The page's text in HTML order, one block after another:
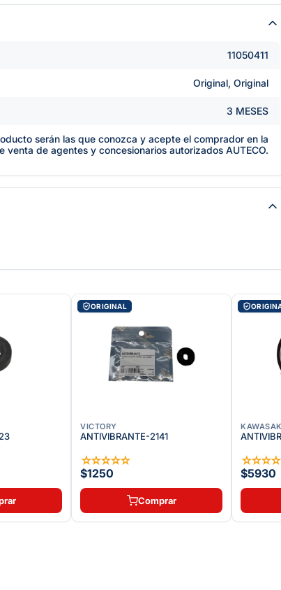
11050411
Original, Original
3 MESES
serán las que conozca y acepte el comprador en la
de agentes y concesionarios autorizados AUTECO.
ORIGINAL
VICTORY
ANTIVIBRANTE-2141
☆☆☆☆☆
$1250
Comprar
☆☆☆
$5930